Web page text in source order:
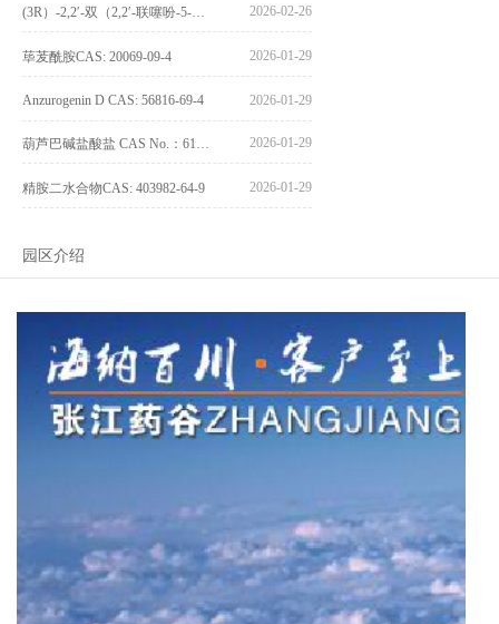
2026-02-26
荜茇酰胺CAS: 20069-09-4 2026-01-29
Anzurogenin D CAS: 56816-69-4 2026-01-29
2026-01-29
精胺二水合物CAS: 403982-64-9 2026-01-29
园区介绍